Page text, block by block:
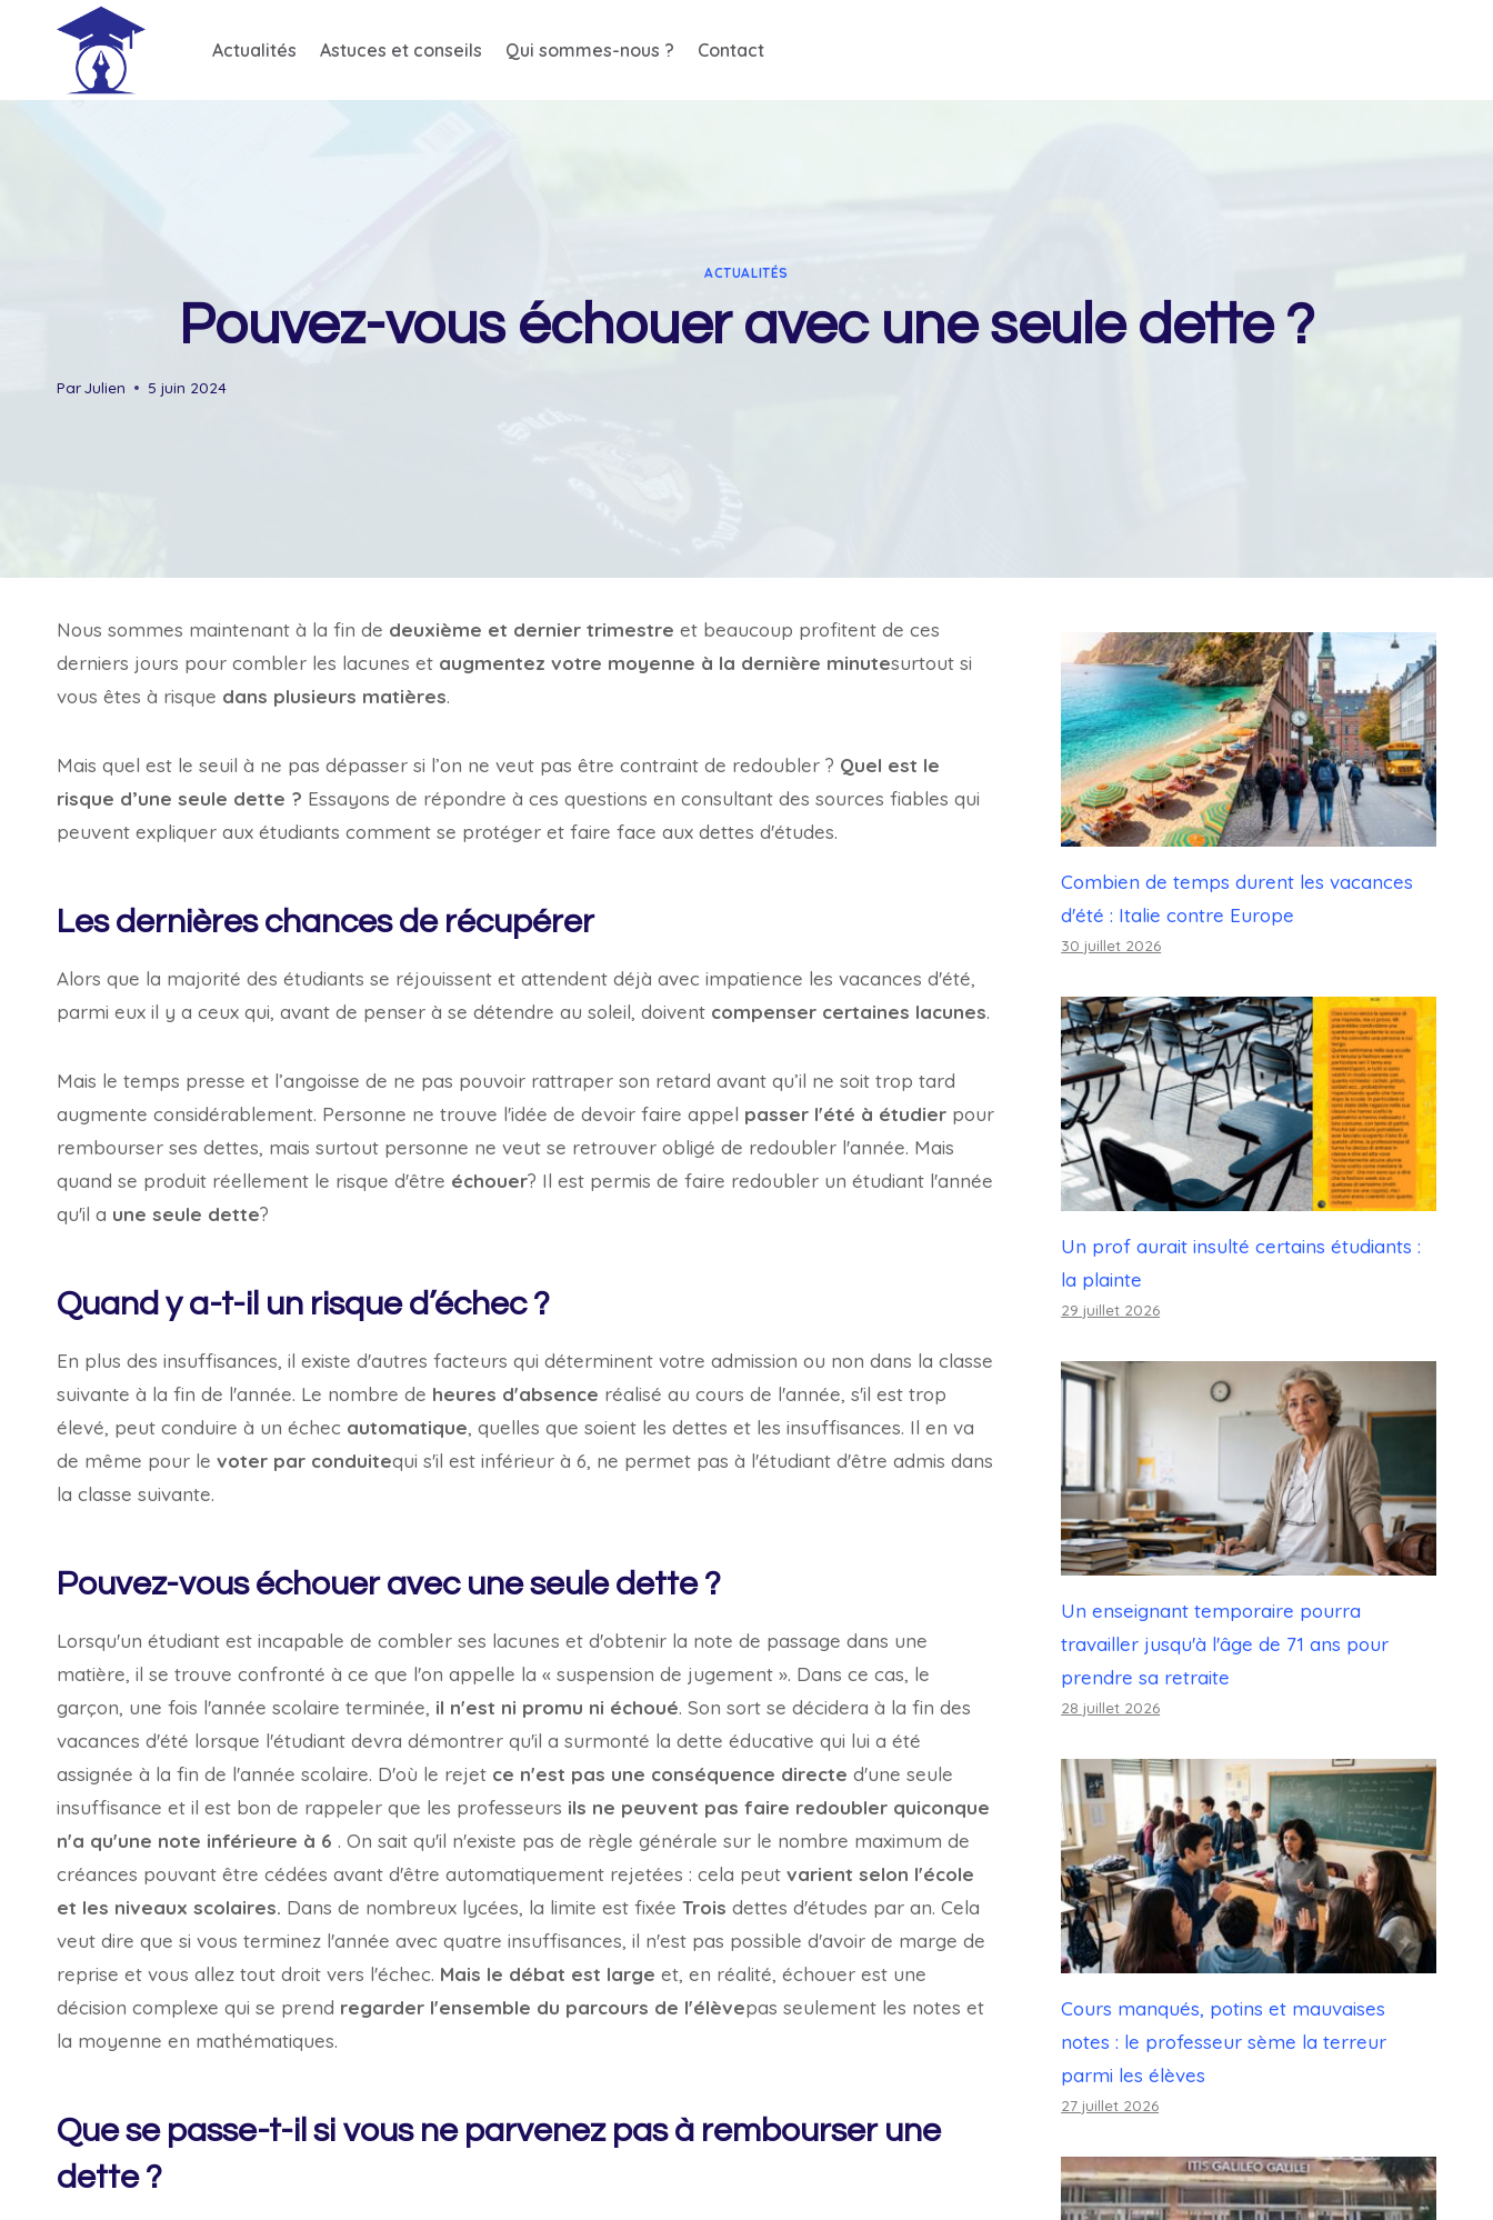
Actualités Astuces et conseils Qui sommes-nous ? Contact
ACTUALITÉS
Pouvez-vous échouer avec une seule dette ?
ParJulien 5 juin 2024
Nous sommes maintenant à la fin de deuxième et dernier trimestre et beaucoup profitent de ces
derniers jours pour combler les lacunes et augmentez votre moyenne à la dernière minutesurtout si
vous êtes à risque dans plusieurs matières.
Mais quel est le seuil à ne pas dépasser si l’on ne veut pas être contraint de redoubler ? Quel est le
risque d’une seule dette ? Essayons de répondre à ces questions en consultant des sources fiables qui
peuvent expliquer aux étudiants comment se protéger et faire face aux dettes d'études.
Les dernières chances de récupérer
Alors que la majorité des étudiants se réjouissent et attendent déjà avec impatience les vacances d'été,
parmi eux il y a ceux qui, avant de penser à se détendre au soleil, doivent compenser certaines lacunes.
Mais le temps presse et l’angoisse de ne pas pouvoir rattraper son retard avant qu’il ne soit trop tard
augmente considérablement. Personne ne trouve l'idée de devoir faire appel passer l'été à étudier pour
rembourser ses dettes, mais surtout personne ne veut se retrouver obligé de redoubler l'année. Mais
quand se produit réellement le risque d'être échouer? Il est permis de faire redoubler un étudiant l'année
qu'il a une seule dette?
Quand y a-t-il un risque d’échec ?
En plus des insuffisances, il existe d'autres facteurs qui déterminent votre admission ou non dans la classe
suivante à la fin de l'année. Le nombre de heures d'absence réalisé au cours de l'année, s'il est trop
élevé, peut conduire à un échec automatique, quelles que soient les dettes et les insuffisances. Il en va
de même pour le voter par conduitequi s'il est inférieur à 6, ne permet pas à l'étudiant d'être admis dans
la classe suivante.
Pouvez-vous échouer avec une seule dette ?
Lorsqu'un étudiant est incapable de combler ses lacunes et d'obtenir la note de passage dans une
matière, il se trouve confronté à ce que l'on appelle la « suspension de jugement ». Dans ce cas, le
garçon, une fois l'année scolaire terminée, il n'est ni promu ni échoué. Son sort se décidera à la fin des
vacances d'été lorsque l'étudiant devra démontrer qu'il a surmonté la dette éducative qui lui a été
assignée à la fin de l'année scolaire. D'où le rejet ce n'est pas une conséquence directe d'une seule
insuffisance et il est bon de rappeler que les professeurs ils ne peuvent pas faire redoubler quiconque
n'a qu'une note inférieure à 6 . On sait qu'il n'existe pas de règle générale sur le nombre maximum de
créances pouvant être cédées avant d'être automatiquement rejetées : cela peut varient selon l'école
et les niveaux scolaires. Dans de nombreux lycées, la limite est fixée Trois dettes d'études par an. Cela
veut dire que si vous terminez l'année avec quatre insuffisances, il n'est pas possible d'avoir de marge de
reprise et vous allez tout droit vers l'échec. Mais le débat est large et, en réalité, échouer est une
décision complexe qui se prend regarder l'ensemble du parcours de l'élèvepas seulement les notes et
la moyenne en mathématiques.
Que se passe-t-il si vous ne parvenez pas à rembourser une
dette ?
Combien de temps durent les vacances
d'été : Italie contre Europe
30 juillet 2026
Un prof aurait insulté certains étudiants :
la plainte
29 juillet 2026
Un enseignant temporaire pourra
travailler jusqu'à l'âge de 71 ans pour
prendre sa retraite
28 juillet 2026
Cours manqués, potins et mauvaises
notes : le professeur sème la terreur
parmi les élèves
27 juillet 2026